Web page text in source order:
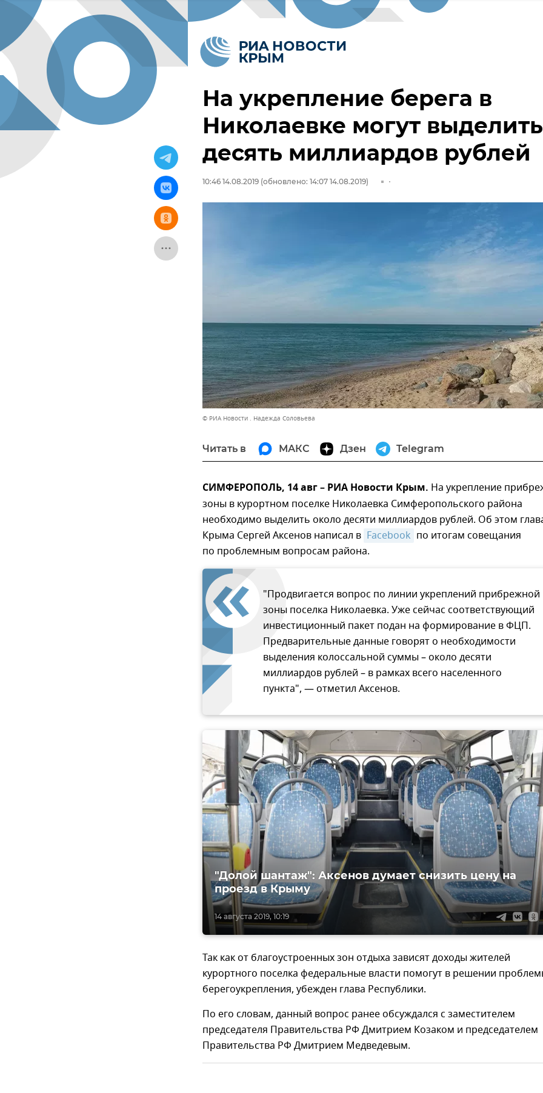
На укрепление берега в
Николаевке могут выделить
десять миллиардов рублей
10:46 14.08.2019 (обновлено: 14:07 14.08.2019)
© РИА Новости . Надежда Соловьева
Читать в МАКС Дзен Telegram
СИМФЕРОПОЛЬ, 14 авг – РИА Новости Крым. На укрепление
зоны в курортном поселке Николаевка Симферопольского района
необходимо выделить около десяти миллиардов рублей. Об этом
Крыма Сергей Аксенов написал в Facebook по итогам совещания
по проблемным вопросам района.
"Продвигается вопрос по линии укреплений прибрежной
зоны поселка Николаевка. Уже сейчас соответствующий
инвестиционный пакет подан на формирование в ФЦП.
Предварительные данные говорят о необходимости
выделения колоссальной суммы – около десяти
миллиардов рублей – в рамках всего населенного
пункта", — отметил Аксенов.
14 августа 2019, 10:19
"Долой шантаж": Аксенов думает снизить цену на
проезд в Крыму
Так как от благоустроенных зон отдыха зависят доходы жителей
курортного поселка федеральные власти помогут в решении
берегоукрепления, убежден глава Республики.
По его словам, данный вопрос ранее обсуждался с заместителем
председателя Правительства РФ Дмитрием Козаком и председателем
Правительства РФ Дмитрием Медведевым.